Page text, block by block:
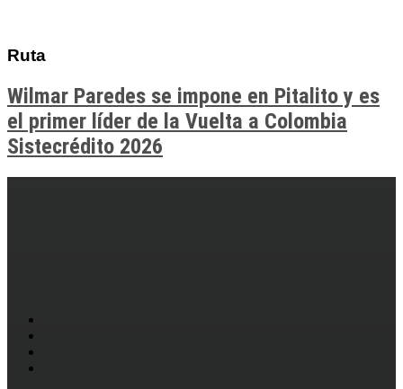
Ruta
Wilmar Paredes se impone en Pitalito y es
el primer líder de la Vuelta a Colombia
Sistecrédito 2026